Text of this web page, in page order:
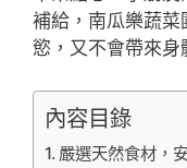
補給，南瓜樂蔬
慾，又不會帶來身
內容目錄
嚴選天然食材，